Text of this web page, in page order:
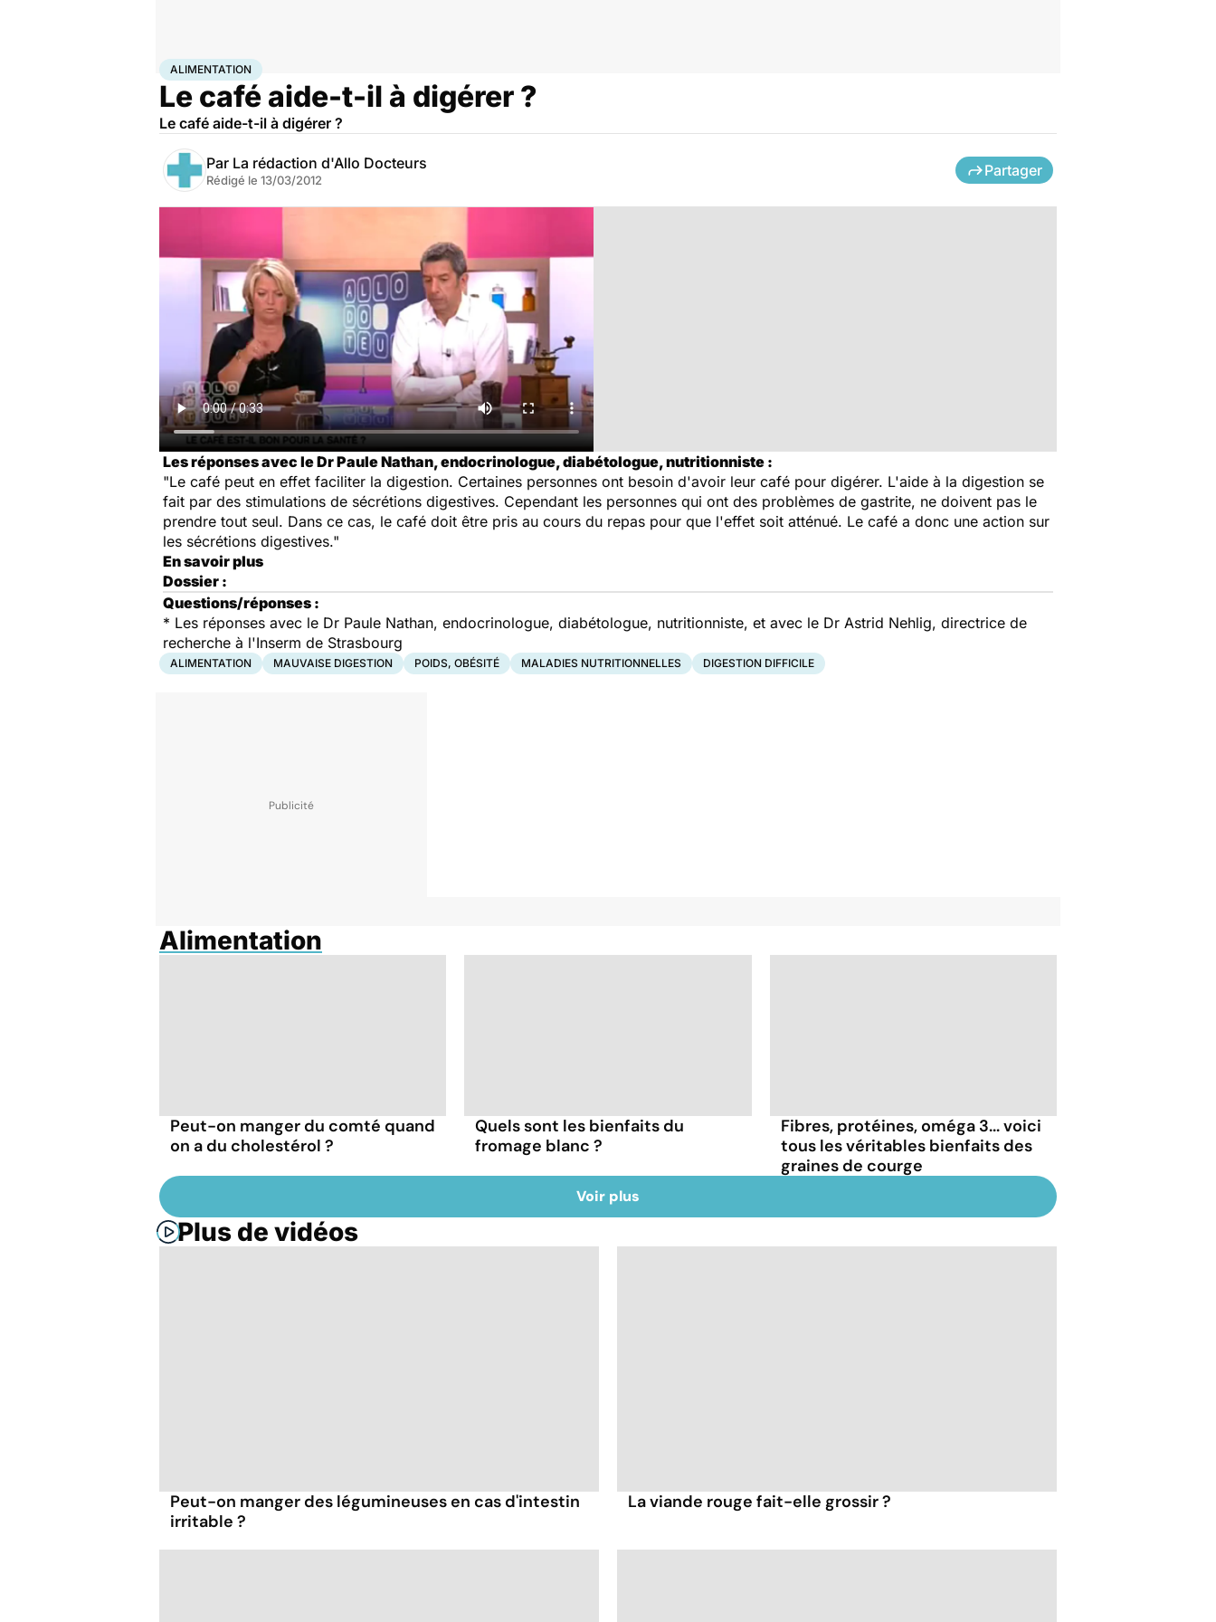
AccueilSantéMaladies
ALIMENTATION
Le café aide-t-il à digérer ?
Le café aide-t-il à digérer ?
Par La rédaction d'Allo Docteurs
Rédigé le 13/03/2012
Partager
Les réponses avec le Dr Paule Nathan, endocrinologue, diabétologue, nutritionniste :
"Le café peut en effet faciliter la digestion. Certaines personnes ont besoin d'avoir leur café pour digérer. L'aide à la digestion se
fait par des stimulations de sécrétions digestives. Cependant les personnes qui ont des problèmes de gastrite, ne doivent pas le
prendre tout seul. Dans ce cas, le café doit être pris au cours du repas pour que l'effet soit atténué. Le café a donc une action sur
les sécrétions digestives."
En savoir plus
Dossier :
Questions/réponses :
* Les réponses avec le Dr Paule Nathan, endocrinologue, diabétologue, nutritionniste, et avec le Dr Astrid Nehlig, directrice de
recherche à l'Inserm de Strasbourg
ALIMENTATION MAUVAISE DIGESTION POIDS, OBÉSITÉ MALADIES NUTRITIONNELLES DIGESTION DIFFICILE
Alimentation
Peut-on manger du comté quand
on a du cholestérol ?
Quels sont les bienfaits du
fromage blanc ?
Fibres, protéines, oméga 3... voici
tous les véritables bienfaits des
graines de courge
Voir plus
Plus de vidéos
Peut-on manger des légumineuses en cas d'intestin
irritable ?
La viande rouge fait-elle grossir ?